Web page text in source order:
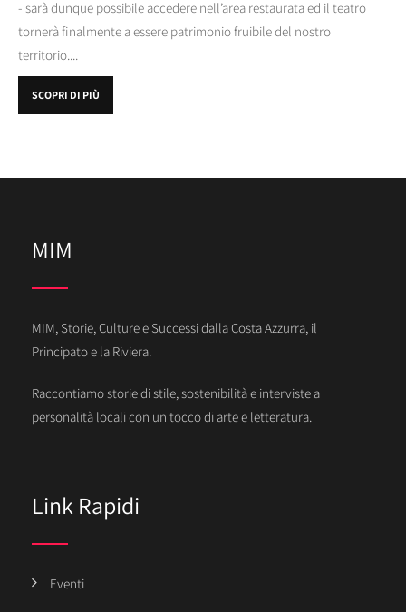
- sarà dunque possibile accedere nell’area restaurata ed il teatro
tornerà finalmente a essere patrimonio fruibile del nostro
territorio....
SCOPRI DI PIÙ
MIM
MIM, Storie, Culture e Successi dalla Costa Azzurra, il
Principato e la Riviera.
Raccontiamo storie di stile, sostenibilità e interviste a
personalità locali con un tocco di arte e letteratura.
Link Rapidi
Eventi